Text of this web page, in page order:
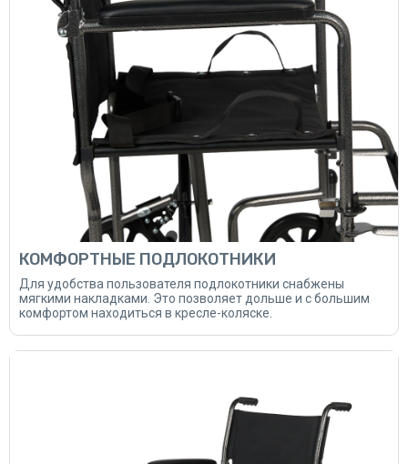
КОМФОРТНЫЕ ПОДЛОКОТНИКИ
Для удобства пользователя подлокотники снабжены
мягкими накладками. Это позволяет дольше и с большим
комфортом находиться в кресле-коляске.